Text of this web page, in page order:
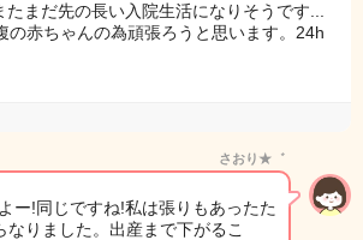
まだ先の長い入院生活になりそうです...
の赤ちゃんの為頑張ろうと思います。24h
さおり★゛
ー!同じですね!私は張りもあったた
りました。出産まで下がるこ